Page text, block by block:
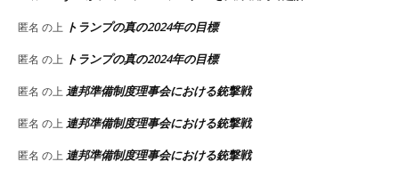
匿名 の上 トランプの真の2024年の目標
匿名 の上 トランプの真の2024年の目標
匿名 の上連邦準備制度理事会における銃撃戦
匿名 の上連邦準備制度理事会における銃撃戦
匿名 の上連邦準備制度理事会における銃撃戦